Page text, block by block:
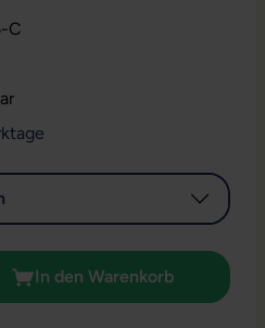
C
den gewünschten
In den Warenkorb